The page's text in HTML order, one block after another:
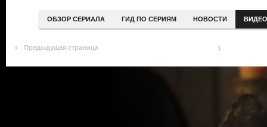
ОБЗОР СЕРИАЛА ГИД ПО СЕРИЯМ НОВОСТИ ВИДЕО
Предыдущая страница 1